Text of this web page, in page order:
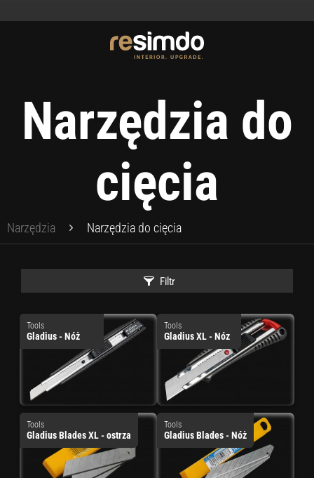
Narzędzia do
cięcia
Narzędzia Narzędzia do cięcia
Filtr
Tools
Gladius - Nóż
Tools
Gladius XL - Nóz
Tools
Gladius Blades XL - ostrza
Tools
Gladius Blades - Nóż